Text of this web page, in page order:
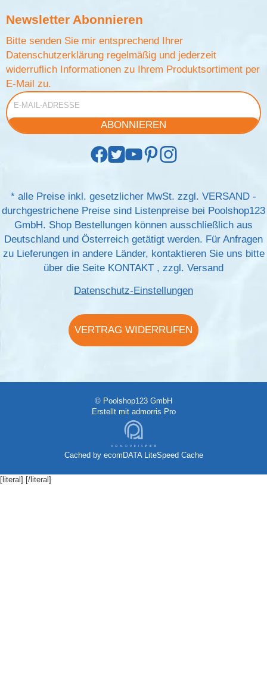
Newsletter Abonnieren
Bitte senden Sie mir entsprechend Ihrer
Datenschutzerklärung regelmäßig und jederzeit
widerruflich Informationen zu Ihrem Produktsortiment per
E-Mail zu.
E-Mail-Adresse
ABONNIEREN
* alle Preise inkl. gesetzlicher MwSt. zzgl. VERSAND -
durchgestrichene Preise sind Listenpreise bei Poolshop123
GmbH. Shop Bestellungen können ausschließlich aus
Deutschland und Österreich getätigt werden. Für Anfragen
zu Lieferungen in andere Länder, kontaktieren Sie uns bitte
über die Seite KONTAKT , zzgl. Versand
Datenschutz-Einstellungen
VERTRAG WIDERRUFEN
© Poolshop123 GmbH
Erstellt mit admorris Pro
Cached by ecomDATA LiteSpeed Cache
[literal] [/literal]